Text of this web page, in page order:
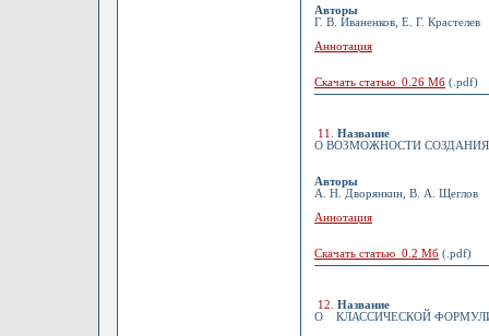
Авторы
Г. В. Иваненков, Е. Г. Крастелев
Аннотация
Скачать статью 0.26 Мб (.pdf)
11
Название
О ВОЗМОЖНОСТИ СОЗДАНИЯ
Авторы
А. Н. Дворянкин, В. А. Щеглов
Аннотация
Скачать статью 0.2 Мб (.pdf)
12
Название
О КЛАССИЧЕСКОЙ